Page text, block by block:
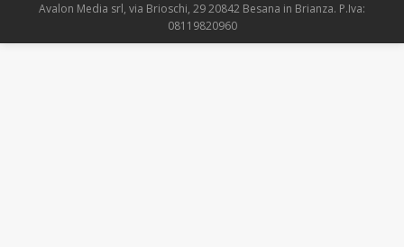
Avalon Media srl, via Brioschi, 29 20842 Besana in Brianza. P.Iva:
08119820960